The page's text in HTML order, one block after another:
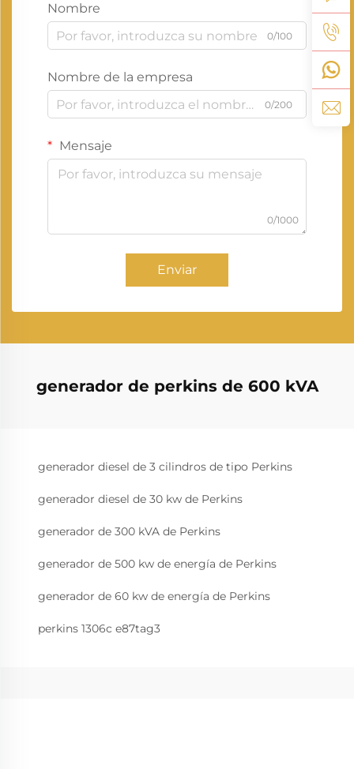
Nombre
0/100
Nombre de la empresa
0/200
Mensaje
0/1000
Enviar
generador de perkins de 600 kVA
generador diesel de 3 cilindros de tipo Perkins
generador diesel de 30 kw de Perkins
generador de 300 kVA de Perkins
generador de 500 kw de energía de Perkins
generador de 60 kw de energía de Perkins
perkins 1306c e87tag3